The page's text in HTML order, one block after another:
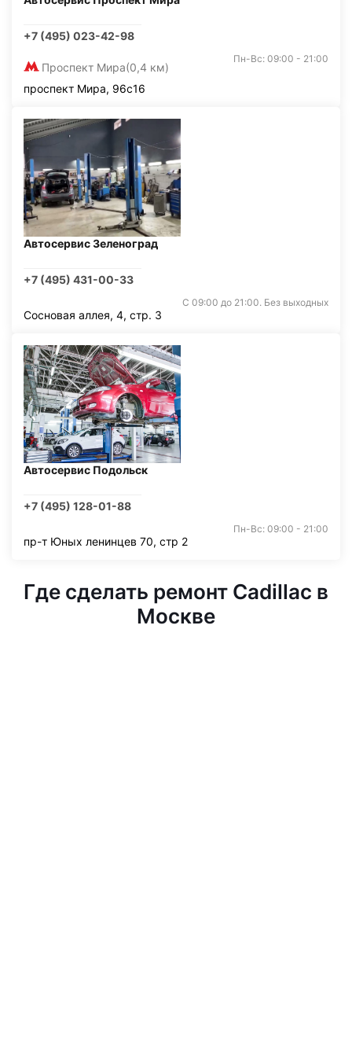
+7 (495) 023-42-98
Проспект Мира(0,4 км)
Пн-Вс: 09:00 - 21:00
проспект Мира, 96с16
Автосервис Зеленоград
+7 (495) 431-00-33
С 09:00 до 21:00. Без выходных
Сосновая аллея, 4, стр. 3
Автосервис Подольск
+7 (495) 128-01-88
Пн-Вс: 09:00 - 21:00
пр-т Юных ленинцев 70, стр 2
Где сделать ремонт Cadillac в
Москве